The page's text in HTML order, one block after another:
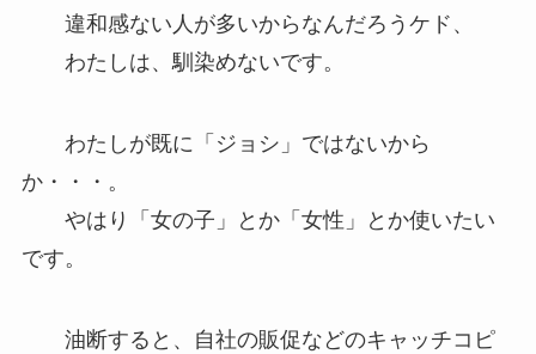
違和感ない人が多いからなんだろうケド、
わたしは、馴染めないです。
わたしが既に「ジョシ」ではないから
か・・・。
やはり「女の子」とか「女性」とか使いたい
です。
油断すると、自社の販促などのキャッチコピ